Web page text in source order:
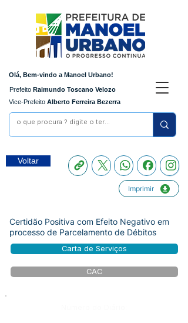
Olá, Bem-vindo a Manoel Urbano!
Prefeito Raimundo Toscano Velozo
Vice-Prefeito Alberto Ferreira Bezerra
Voltar
Imprimir
Certidão Positiva com Efeito Negativo em
processo de Parcelamento de Débitos
Carta de Serviços
CAC